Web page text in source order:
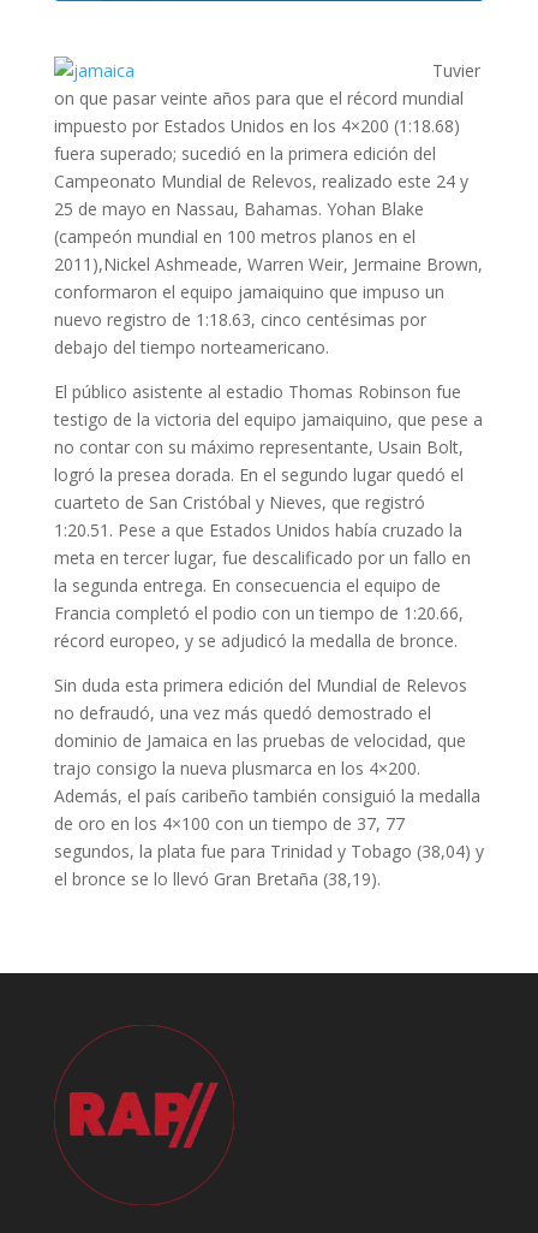
Tuvier
on que pasar veinte años para que el récord mundial
impuesto por Estados Unidos en los 4×200 (1:18.68)
fuera superado; sucedió en la primera edición del
Campeonato Mundial de Relevos, realizado este 24 y
25 de mayo en Nassau, Bahamas. Yohan Blake
(campeón mundial en 100 metros planos en el
2011),Nickel Ashmeade, Warren Weir, Jermaine Brown,
conformaron el equipo jamaiquino que impuso un
nuevo registro de 1:18.63, cinco centésimas por
debajo del tiempo norteamericano.
El público asistente al estadio Thomas Robinson fue
testigo de la victoria del equipo jamaiquino, que pese a
no contar con su máximo representante, Usain Bolt,
logró la presea dorada. En el segundo lugar quedó el
cuarteto de San Cristóbal y Nieves, que registró
1:20.51. Pese a que Estados Unidos había cruzado la
meta en tercer lugar, fue descalificado por un fallo en
la segunda entrega. En consecuencia el equipo de
Francia completó el podio con un tiempo de 1:20.66,
récord europeo, y se adjudicó la medalla de bronce.
Sin duda esta primera edición del Mundial de Relevos
no defraudó, una vez más quedó demostrado el
dominio de Jamaica en las pruebas de velocidad, que
trajo consigo la nueva plusmarca en los 4×200.
Además, el país caribeño también consiguió la medalla
de oro en los 4×100 con un tiempo de 37, 77
segundos, la plata fue para Trinidad y Tobago (38,04) y
el bronce se lo llevó Gran Bretaña (38,19).